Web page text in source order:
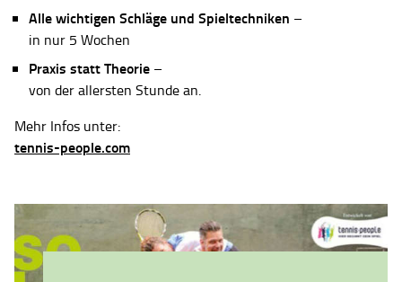
Alle wichtigen Schläge und Spieltechniken –
in nur 5 Wochen
Praxis statt Theorie –
von der allersten Stunde an.
Mehr Infos unter:
tennis-people.com